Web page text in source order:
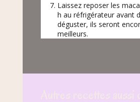
Laissez reposer les
h au réfrigérateur avant
déguster, ils seront
meilleurs.